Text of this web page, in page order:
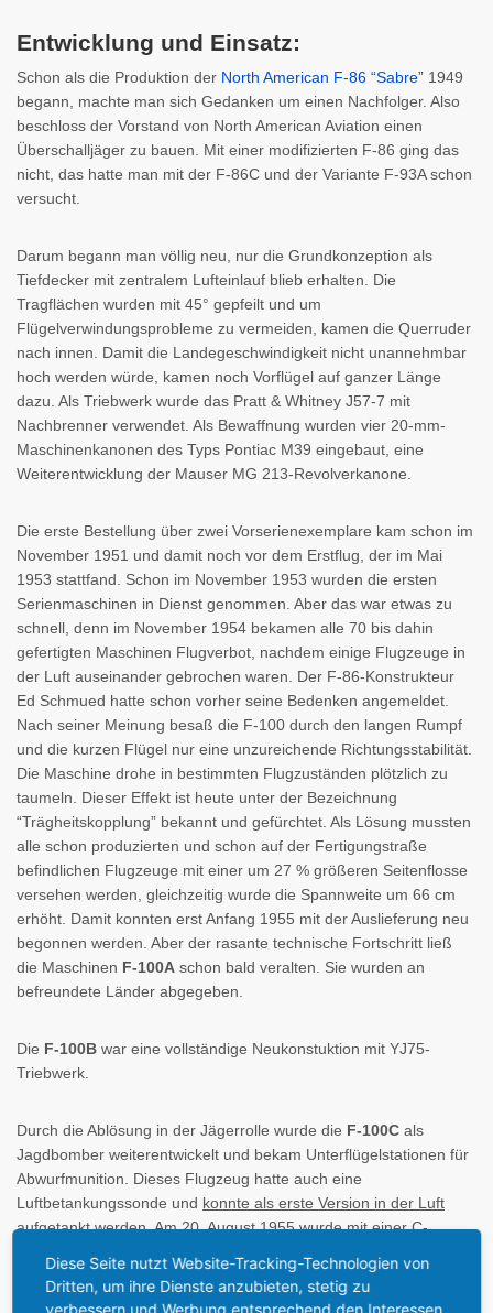
Entwicklung und Einsatz:
Schon als die Produktion der North American F-86 “Sabre” 1949
begann, machte man sich Gedanken um einen Nachfolger. Also
beschloss der Vorstand von North American Aviation einen
Überschalljäger zu bauen. Mit einer modifizierten F-86 ging das
nicht, das hatte man mit der F-86C und der Variante F-93A schon
versucht.
Darum begann man völlig neu, nur die Grundkonzeption als
Tiefdecker mit zentralem Lufteinlauf blieb erhalten. Die
Tragflächen wurden mit 45° gepfeilt und um
Flügelverwindungsprobleme zu vermeiden, kamen die Querruder
nach innen. Damit die Landegeschwindigkeit nicht unannehmbar
hoch werden würde, kamen noch Vorflügel auf ganzer Länge
dazu. Als Triebwerk wurde das Pratt & Whitney J57-7 mit
Nachbrenner verwendet. Als Bewaffnung wurden vier 20-mm-
Maschinenkanonen des Typs Pontiac M39 eingebaut, eine
Weiterentwicklung der Mauser MG 213-Revolverkanone.
Die erste Bestellung über zwei Vorserienexemplare kam schon im
November 1951 und damit noch vor dem Erstflug, der im Mai
1953 stattfand. Schon im November 1953 wurden die ersten
Serienmaschinen in Dienst genommen. Aber das war etwas zu
schnell, denn im November 1954 bekamen alle 70 bis dahin
gefertigten Maschinen Flugverbot, nachdem einige Flugzeuge in
der Luft auseinander gebrochen waren. Der F-86-Konstrukteur
Ed Schmued hatte schon vorher seine Bedenken angemeldet.
Nach seiner Meinung besaß die F-100 durch den langen Rumpf
und die kurzen Flügel nur eine unzureichende Richtungsstabilität.
Die Maschine drohe in bestimmten Flugzuständen plötzlich zu
taumeln. Dieser Effekt ist heute unter der Bezeichnung
“Trägheitskopplung” bekannt und gefürchtet. Als Lösung mussten
alle schon produzierten und schon auf der Fertigungstraße
befindlichen Flugzeuge mit einer um 27 % größeren Seitenflosse
versehen werden, gleichzeitig wurde die Spannweite um 66 cm
erhöht. Damit konnten erst Anfang 1955 mit der Auslieferung neu
begonnen werden. Aber der rasante technische Fortschritt ließ
die Maschinen F-100A schon bald veralten. Sie wurden an
befreundete Länder abgegeben.
Die F-100B war eine vollständige Neukonstuktion mit YJ75-
Triebwerk.
Durch die Ablösung in der Jägerrolle wurde die F-100C als
Jagdbomber weiterentwickelt und bekam Unterflügelstationen für
Abwurfmunition. Dieses Flugzeug hatte auch eine
Luftbetankungssonde und konnte als erste Version in der Luft
aufgetankt werden. Am 20. August 1955 wurde mit einer C-
neuen Regeln für große Höhen von 1.323,03 km/h erreicht,
gleichzeitig war er der erste anerkannte Überschallweltrekord für
Diese Seite nutzt Website-Tracking-Technologien von
Dritten, um ihre Dienste anzubieten, stetig zu
verbessern und Werbung entsprechend den Interessen